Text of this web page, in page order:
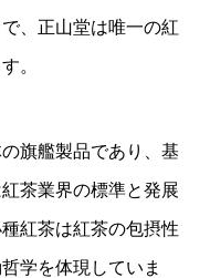
、正山堂は唯一の紅
。
旗艦製品であり、基
茶業界の標準と発展
紅茶は紅茶の包摂性
学を体現していま